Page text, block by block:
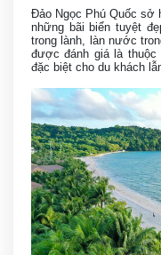
Đảo Ngọc Phú Quốc sở
những bãi biển tuyệt
trong lành, làn nước
được đánh giá là
đặc biệt cho du khách